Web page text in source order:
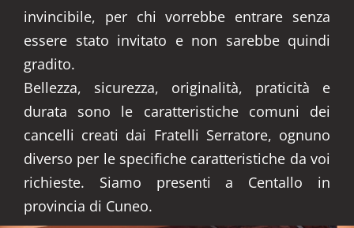
invincibile, per chi vorrebbe entrare senza
essere stato invitato e non sarebbe quindi
gradito.
Bellezza, sicurezza, originalità, praticità e
durata sono le caratteristiche comuni dei
cancelli creati dai Fratelli Serratore, ognuno
diverso per le specifiche caratteristiche da voi
richieste. Siamo presenti a Centallo in
provincia di Cuneo.